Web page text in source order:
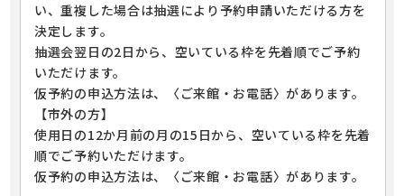
い、重複した場合は抽選により予約申請いただける方を
決定します。
抽選会翌日の2日から、空いている枠を先着順でご予約
いただけます。
仮予約の申込方法は、〈ご来館・お電話〉があります。
【市外の方】
使用日の12か月前の月の15日から、空いている枠を先着
順でご予約いただけます。
仮予約の申込方法は、〈ご来館・お電話〉があります。